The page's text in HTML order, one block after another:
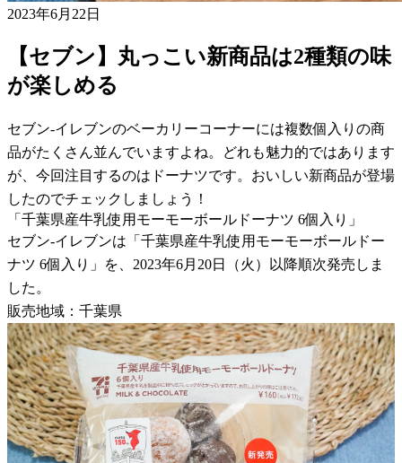
2023年6月22日
【セブン】丸っこい新商品は2種類の味
が楽しめる
セブン-イレブンのベーカリーコーナーには複数個入りの商
品がたくさん並んでいますよね。どれも魅力的ではあります
が、今回注目するのはドーナツです。おいしい新商品が登場
したのでチェックしましょう！
「千葉県産牛乳使用モーモーボールドーナツ 6個入り」
セブン-イレブンは「千葉県産牛乳使用モーモーボールドー
ナツ 6個入り」を、2023年6月20日（火）以降順次発売しま
した。
販売地域：千葉県